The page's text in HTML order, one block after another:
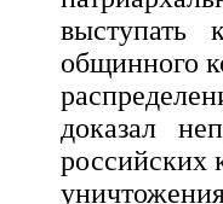
выступать
общинного
доказал
российских